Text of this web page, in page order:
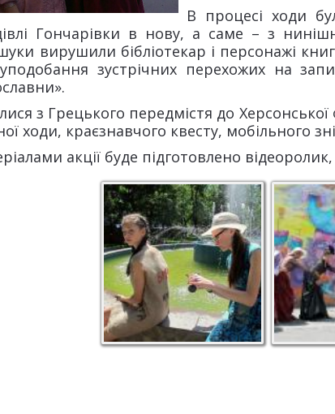
В процесі ходи
Гончарівки в нову, а саме – з
вирушили бібліотекар і персонажі
уподобання зустрічних перехожих на
з Грецького передмістя до
ходи, краєзнавчого квесту, мобільного
акції буде підготовлено